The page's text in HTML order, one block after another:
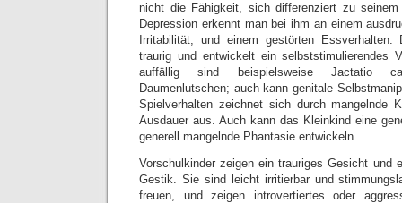
nicht die Fähigkeit, sich differenziert zu
Depression erkennt man bei ihm an einem
Irritabilität, und einem gestörten
traurig und entwickelt ein selbststimulierendes
auffällig sind beispielsweise Jactatio
Daumenlutschen; auch kann genitale
Spielverhalten zeichnet sich durch mangelnde
Ausdauer aus. Auch kann das Kleinkind eine
generell mangelnde Phantasie entwickeln.
Vorschulkinder zeigen ein trauriges Gesicht und
Gestik. Sie sind leicht irritierbar und
freuen, und zeigen introvertiertes oder